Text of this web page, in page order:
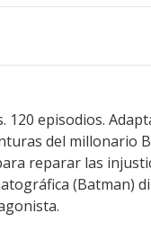
120 episodios.
del millonario
reparar las
(Batman)